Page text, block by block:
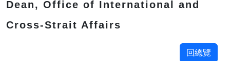
Dean, Office of International and
Cross-Strait Affairs
回總覽